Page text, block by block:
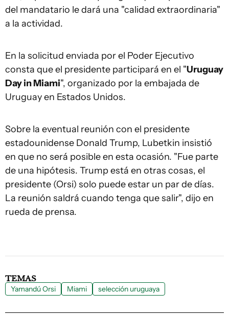
del mandatario le dará una "calidad extraordinaria"
a la actividad.
En la solicitud enviada por el Poder Ejecutivo
consta que el presidente participará en el "Uruguay
Day in Miami", organizado por la embajada de
Uruguay en Estados Unidos.
Sobre la eventual reunión con el presidente
estadounidense Donald Trump, Lubetkin insistió
en que no será posible en esta ocasión. "Fue parte
de una hipótesis. Trump está en otras cosas, el
presidente (Orsi) solo puede estar un par de días.
La reunión saldrá cuando tenga que salir", dijo en
rueda de prensa.
TEMAS
Yamandú Orsi Miami selección uruguaya